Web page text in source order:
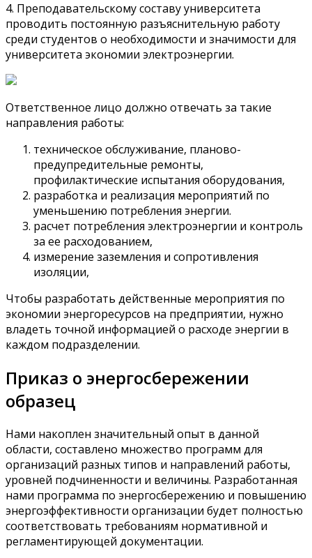
4. Преподавательскому составу университета
проводить постоянную разъяснительную работу
среди студентов о необходимости и значимости для
университета экономии электроэнергии.
Ответственное лицо должно отвечать за такие
направления работы:
техническое обслуживание, планово-
предупредительные ремонты,
профилактические испытания оборудования,
разработка и реализация мероприятий по
уменьшению потребления энергии.
расчет потребления электроэнергии и контроль
за ее расходованием,
измерение заземления и сопротивления
изоляции,
Чтобы разработать действенные мероприятия по
экономии энергоресурсов на предприятии, нужно
владеть точной информацией о расходе энергии в
каждом подразделении.
Приказ о энергосбережении
образец
Нами накоплен значительный опыт в данной
области, составлено множество программ для
организаций разных типов и направлений работы,
уровней подчиненности и величины. Разработанная
нами программа по энергосбережению и повышению
энергоэффективности организации будет полностью
соответствовать требованиям нормативной и
регламентирующей документации.